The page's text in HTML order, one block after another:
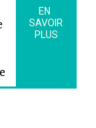
EN
SAVOIR
PLUS